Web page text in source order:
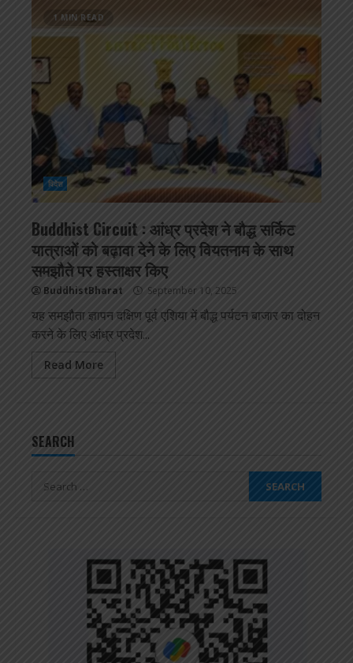
1 MIN READ
विदेश
Buddhist Circuit : आंध्र प्रदेश ने बौद्ध सर्किट
यात्राओं को बढ़ावा देने के लिए वियतनाम के साथ
समझौते पर हस्ताक्षर किए
BuddhistBharat September 10, 2025
यह समझौता ज्ञापन दक्षिण पूर्व एशिया में बौद्ध पर्यटन बाजार का दोहन
करने के लिए आंध्र प्रदेश...
Read More
SEARCH
Search